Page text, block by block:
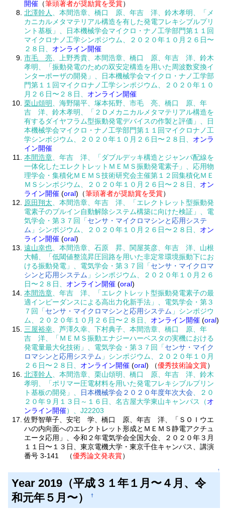
開催 （筆頭著者が奨励賞を受賞）
北澤幹人
、本間浩章、橋口 原、年吉 洋、鈴木孝明、「メ
カニカルメタマテリアル構造を有した発電フレキシブルプリ
ント基板」、日本機械学会マイクロ・ナノ工学部門第１１回
マイクロナノ工学シンポジウム、２０２０年１０月２６日〜
２８日、 オンライン開催
市毛 亮 、上野秀貴、本間浩章、橋口 原、年吉 洋、鈴木
孝明、「振動発電のための双安定構造を用いた周波数変換イ
ンターポーザの開発」、日本機械学会マイクロ・ナノ工学部
門第１１回マイクロナノ工学シンポジウム、２０２０年１０
月２６日〜２８日、 オンライン開催
栗山頌明
、海野陽平、塚本拓野、市毛 亮、橋口 原、年
吉 洋、鈴木孝明、「２Ｄメカニカルメタマテリアル構造を
有するダイヤフラム型振動発電デバイスの作製と評価」、日
本機械学会マイクロ・ナノ工学部門第１１回マイクロナノ工
学シンポジウム、２０２０年１０月２６日〜２８日、 オンラ
イン開催
本間浩章 、年吉 洋、「ダブルデッキ構造とジャンパ配線を
一体化したエレクトレットＭＥＭＳ振動発電素子」、応用物
理学会・集積化ＭＥＭＳ技術研究会主催第１２回集積化ＭＥ
ＭＳシンポジウム、２０２０年１０月２６日〜２８日、 オン
ライン開催 (oral)（筆頭著者が奨励賞を受賞）
原田翔太 、本間浩章、年吉 洋、「エレクトレット型振動発
電素子のプルイン自動解除システム構築に向けた検証」、電
気学会・第３７回「センサ・マイクロマシンと応用システ
ム 」シンポジウム、２０２０年１０月２６日〜２８日、 オン
ライン開催 (oral)
遠山幸也 、本間浩章、石原 昇、関屋英彦、年吉 洋、山根
大輔、「低閾値整流昇圧回路を用いた非定常環境振動下にお
ける振動発電」、電気学会・第３７回「センサ・マイクロマ
シンと応用システム 」シンポジウム、２０２０年１０月２６
日〜２８日、 オンライン開催 (oral)
本間浩章 、年吉 洋、「エレクトレット型振動発電素子の最
適インピーダンスによる高出力化新手法」、電気学会・第３
７回「センサ・マイクロマシンと応用システム 」シンポジウ
ム、２０２０年１０月２６日〜２８日、 オンライン開催 (oral)
三屋裕幸 、芦澤久幸、下村典子、本間浩章、橋口 原、年
吉 洋、「ＭＥＭＳ振動エナジーハーベスタの実機における
発電量最大化技術」、電気学会・第３７回「センサ・マイク
ロマシンと応用システム 」シンポジウム、２０２０年１０月
２６日〜２８日、 オンライン開催 (oral) （優秀技術論文賞）
北澤幹人
、本間浩章、栗山頌明、橋口 原、年吉 洋、鈴木
孝明、「ポリマー圧電材料を用いた発電フレキシブルプリン
ト基板の開発」、
日本機械学会２０２０年度年次大会 、２０
２０年９月１３日～１６日、名古屋大学東山キャンパス（オ
ンライン開催）、J22203
佐野智華子、安宅 学、橋口 原、年吉 洋、「ＳＯＩウエ
ハの内向面へのエレクトレット形成とＭＥＭＳ静電アクチュ
エータ応用」、令和２年電気学会全国大会、２０２０年３月
１１日〜１３日、東京電機大学・東京千住キャンパス、講演
番号 3-141 （優秀論文発表賞）
↑
Year 2019（平成３１年１月〜４月、令
和元年５月〜）
†